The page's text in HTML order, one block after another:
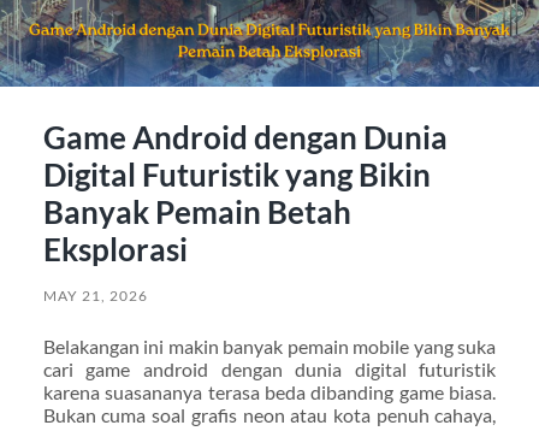
Game Android dengan Dunia
Digital Futuristik yang Bikin
Banyak Pemain Betah
Eksplorasi
MAY 21, 2026
Belakangan ini makin banyak pemain mobile yang suka
cari game android dengan dunia digital futuristik
karena suasananya terasa beda dibanding game biasa.
Bukan cuma soal grafis neon atau kota penuh cahaya,